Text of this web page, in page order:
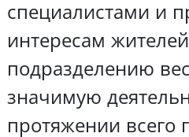
специалистами и
интересам
подразделению
значимую
протяжении всего